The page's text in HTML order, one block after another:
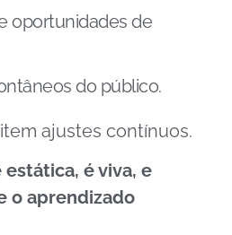
oportunidades de
do público.
ajustes contínuos.
é viva, e
o aprendizado